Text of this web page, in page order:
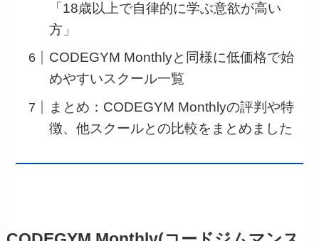
「18歳以上で自律的に学ぶ意欲が高い
方」
CODEGYM Monthlyと同様に低価格で始
めやすいスクール一覧
まとめ：CODEGYM Monthlyの評判や特
徴、他スクールとの比較をまとめました